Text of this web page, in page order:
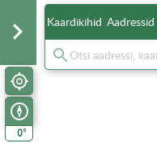
0°
Kaardikihid Aadressid